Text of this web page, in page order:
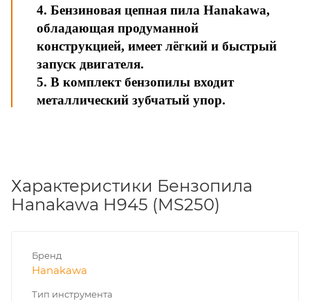
4. Бензиновая цепная пила Hanakawa,
обладающая продуманной
конструкцией, имеет лёгкий и быстрый
запуск двигателя.
5. В комплект бензопилы входит
металлический зубчатый упор.
Характеристики Бензопила
Hanakawa H945 (MS250)
Бренд
Hanakawa
Тип инструмента